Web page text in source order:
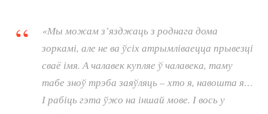
«Мы можам з’язджаць з роднага дома
зоркамі, але не ва ўсіх атрымліваецца прывезці
сваё імя. А чалавек купляе ў чалавека, таму
табе зноў трэба заяўляць – хто я, навошта я…
І рабіць гэта ўжо на іншай мове. І вось у